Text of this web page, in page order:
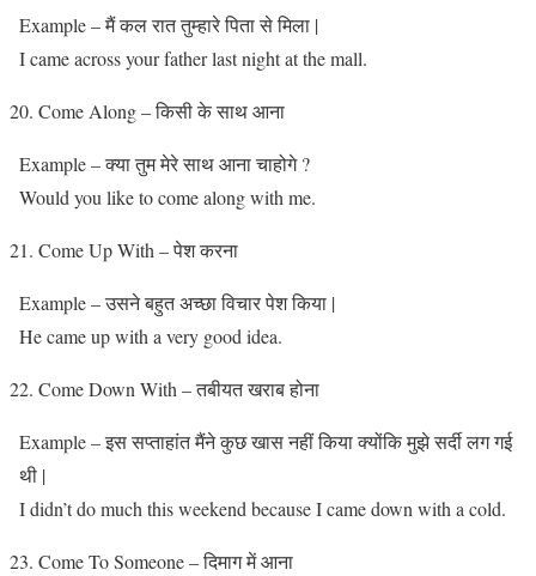
Example – मैं कल रात तुम्हारे पिता से मिला |
I came across your father last night at the mall.
Come Along – किसी के साथ आना
Example – क्या तुम मेरे साथ आना चाहोगे ?
Would you like to come along with me.
Come Up With – पेश‌ करना
Example – उसने बहुत अच्छा विचार पेश किया |
He came up with a very good idea.
Come Down With – तबीयत खराब होना
Example – इस सप्ताहांत मैंने कुछ खास नहीं किया क्योंकि मुझे सर्दी लग गई
थी |
I didn’t do much this weekend because I came down with a cold.
Come To Someone – दिमाग में आना